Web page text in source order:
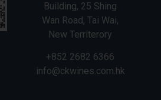
Building, 25 Shing
Wan Road, Tai Wai,
New Territerory
+852 2682 6366
info@ckwines.com.hk